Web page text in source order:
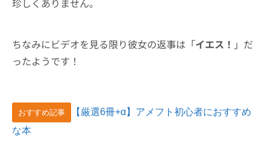
珍しくありません。
ちなみにビデオを見る限り彼女の返事は「イエス！ 」だ
ったようです！
おすすめ記事
【厳選6冊+α】アメフト初心者におすすめ
な本